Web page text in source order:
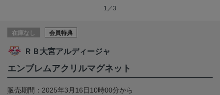
1／3
在庫なし 会員特典
ＲＢ大宮アルディージャ
エンブレムアクリルマグネット
販売期間：2025年3月16日10時00分から